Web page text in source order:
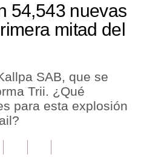
54,543 nuevas
mitad del
SAB, que se
Trii. ¿Qué
para esta explosión